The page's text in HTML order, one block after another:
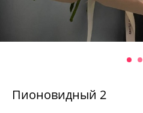
Пионовидный 2